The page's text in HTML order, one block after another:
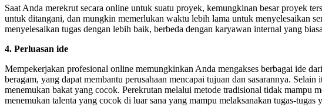
Saat Anda merekrut secara online untuk suatu proyek, kemungkinan besar proyek
untuk ditangani, dan mungkin memerlukan waktu lebih lama untuk menyelesaikan
menyelesaikan tugas dengan lebih baik, berbeda dengan karyawan internal yang
4. Perluasan ide
Mempekerjakan profesional online memungkinkan Anda mengakses berbagai ide
beragam, yang dapat membantu perusahaan mencapai tujuan dan sasarannya.
menemukan bakat yang cocok. Perekrutan melalui metode tradisional tidak mampu
menemukan talenta yang cocok di luar sana yang mampu melaksanakan tugas-tugas